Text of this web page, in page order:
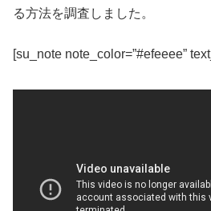
る方法を調査しました。
[su_note note_color=”#efeeee”